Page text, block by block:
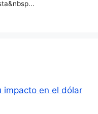
impacto en el dólar